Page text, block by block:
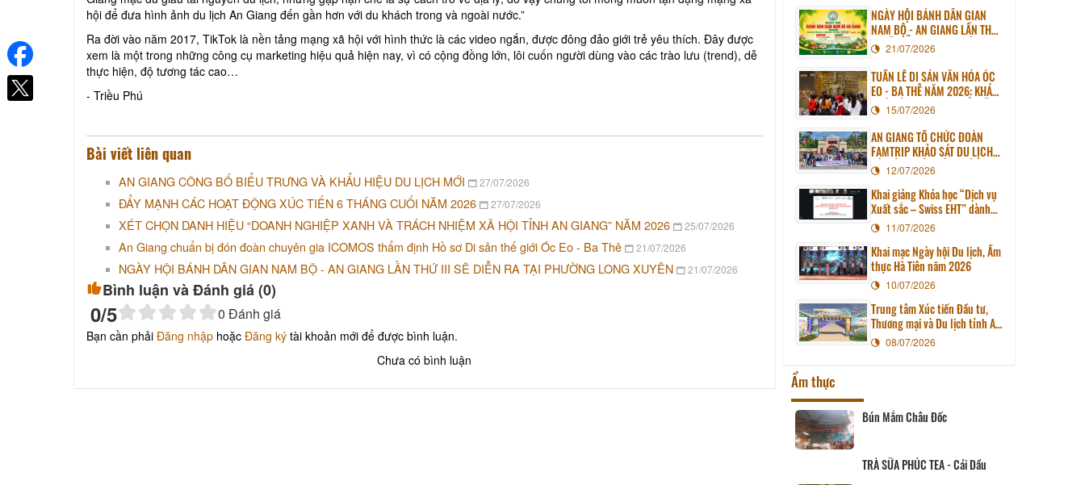
hội để đưa hình ảnh du lịch An Giang đến gần hơn với du khách trong và ngoài nước.”
Ra đời vào năm 2017, TikTok là nền tảng mạng xã hội với hình thức là các video ngắn, được đông đảo giới trẻ yêu thích. Đây được
xem là một trong những công cụ marketing hiệu quả hiện nay, vì có cộng đồng lớn, lôi cuốn người dùng vào các trào lưu (trend), dễ
thực hiện, độ tương tác cao…
- Triều Phú
Bài viết liên quan
AN GIANG CÔNG BỐ BIỂU TRƯNG VÀ KHẨU HIỆU DU LỊCH MỚI 27/07/2026
ĐẨY MẠNH CÁC HOẠT ĐỘNG XÚC TIẾN 6 THÁNG CUỐI NĂM 2026 27/07/2026
XÉT CHỌN DANH HIỆU “DOANH NGHIỆP XANH VÀ TRÁCH NHIỆM XÃ HỘI TỈNH AN GIANG” NĂM 2026 25/07/2026
An Giang chuẩn bị đón đoàn chuyên gia ICOMOS thẩm định Hồ sơ Di sản thế giới Óc Eo - Ba Thê 21/07/2026
NGÀY HỘI BÁNH DÂN GIAN NAM BỘ - AN GIANG LẦN THỨ III SẼ DIỄN RA TẠI PHƯỜNG LONG XUYÊN 21/07/2026
Bình luận và Đánh giá (0)
0/5 0 Đánh giá
Bạn cần phải Đăng nhập hoặc Đăng ký tài khoản mới để được bình luận.
Chưa có bình luận
NGÀY HỘI BÁNH DÂN GIAN
NAM BỘ - AN GIANG LẦN THỨ
III SẼ DIỄN RA TẠI PHƯỜNG
LONG XUYÊN
21/07/2026
TUẦN LỄ DI SẢN VĂN HÓA ÓC
EO - BA THÊ NĂM 2026: KHÁM
PHÁ NỀN VĂN MINH CỔ GIỮA
LÒNG AN GIANG HIỆN ĐẠI
15/07/2026
AN GIANG TỔ CHỨC ĐOÀN
FAMTRIP KHẢO SÁT DU LỊCH
HÀ TIÊN - TIÊN HẢI - KIÊN
LƯƠNG
12/07/2026
Khai giảng Khóa học “Dịch vụ
Xuất sắc – Swiss EHT” dành
cho doanh nghiệp du lịch tỉnh
An Giang
11/07/2026
Khai mạc Ngày hội Du lịch, Ẩm
thực Hà Tiên năm 2026
10/07/2026
Trung tâm Xúc tiến Đầu tư,
Thương mại và Du lịch tỉnh An
Giang tổ chức Ngày hội Du
lịch, Ẩm thực Hà Tiên năm
2026
08/07/2026
Ẩm thực
Lẩu bò Thu Thủy
Quán Lẩu Lịch Hai Tượng